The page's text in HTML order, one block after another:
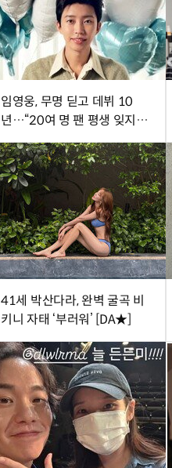
임영웅, 무명 딛고 데뷔 10
년…“20여 명 팬 평생 잊지
못해”
41세 박산다라, 완벽 굴곡 비
키니 자태 ‘부러워’ [DA★]